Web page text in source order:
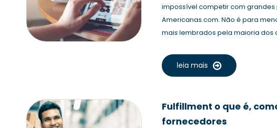
impossível competir com grandes
Americanas.com. Não é para
mais lembrados pela maioria dos
leia mais
Fulfillment o que é,
fornecedores